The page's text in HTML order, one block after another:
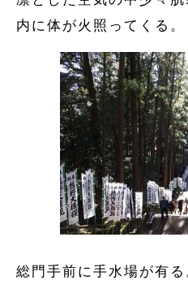
内に体が火照ってくる。
総門手前に手水場が有